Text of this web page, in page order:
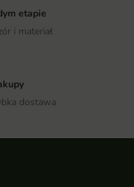
etapie
i materiał
dostawa